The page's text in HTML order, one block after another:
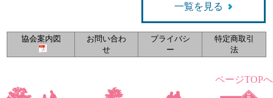
一覧を見る
ページTOPへ
協会案内図
お問い合わ
せ
プライバシ
ー
特定商取引
法